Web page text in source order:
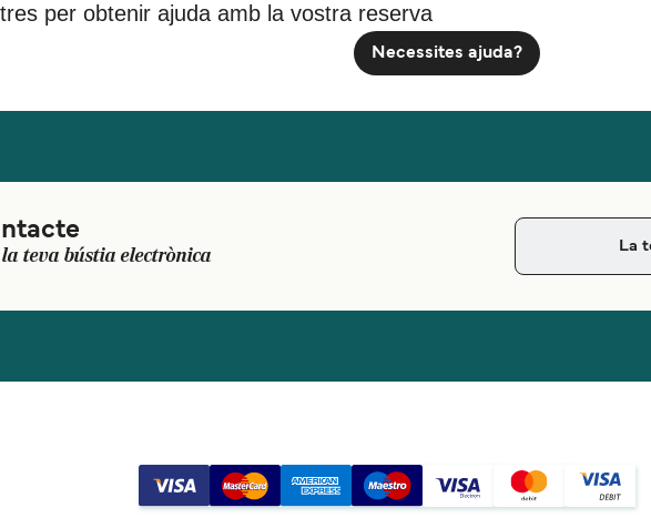
per obtenir ajuda amb la vostra reserva
Necessites ajuda?
teva bústia electrònica